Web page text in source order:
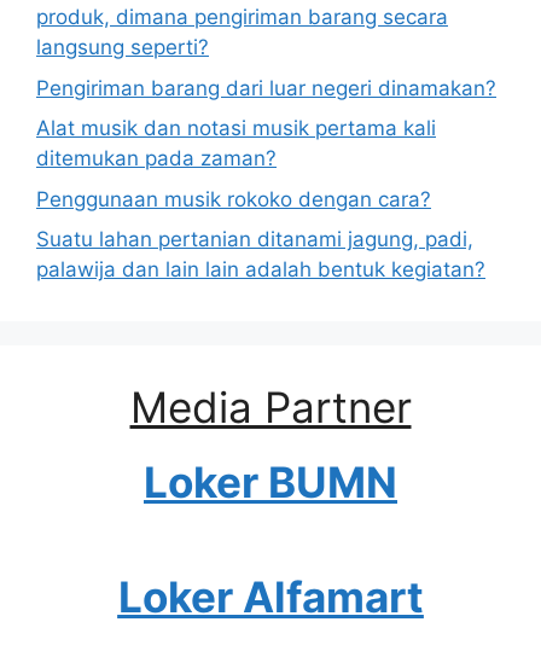
produk, dimana pengiriman barang secara
langsung seperti?
Pengiriman barang dari luar negeri dinamakan?
Alat musik dan notasi musik pertama kali
ditemukan pada zaman?
Penggunaan musik rokoko dengan cara?
Suatu lahan pertanian ditanami jagung, padi,
palawija dan lain lain adalah bentuk kegiatan?
Media Partner
Loker BUMN
Loker Alfamart